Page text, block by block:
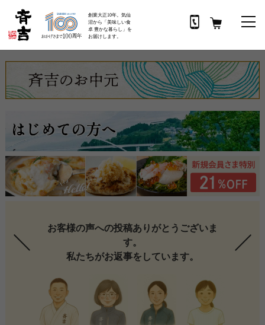
創業大正10年。気仙
沼から「美味しい食
卓 豊かな暮らし」を
お届けします。
お客様の声への投稿ありがとうございま
す。
私たちがお返事をしています。